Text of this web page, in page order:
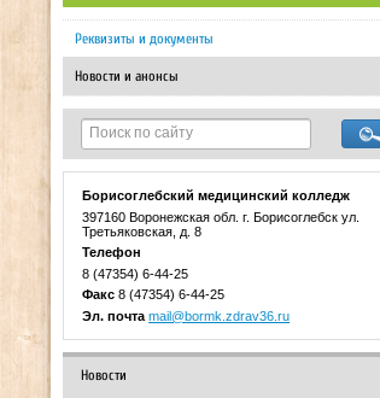
Реквизиты и документы
Новости и анонсы
Борисоглебский медицинский колледж
397160 Воронежская обл. г. Борисоглебск ул.
Третьяковская, д. 8
Телефон
8 (47354) 6-44-25
Факс 8 (47354) 6-44-25
Эл. почта mail@bormk.zdrav36.ru
Новости